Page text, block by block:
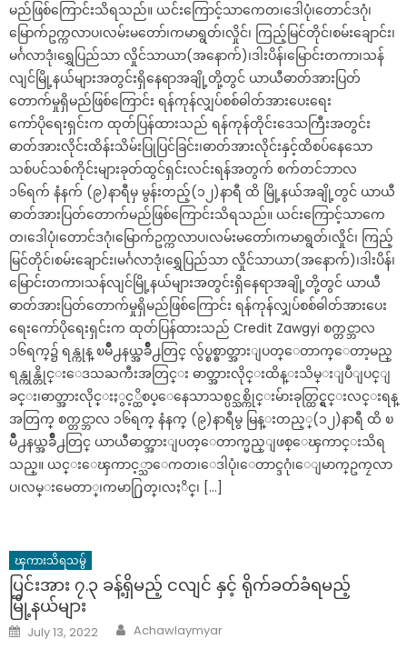
မည်ဖြစ်ကြောင်းသိရသည်။ ယင်းကြောင့်သာကေတ၊ဒေါပုံ၊တောင်ဒဂုံ၊
မြောက်ဥက္ကလာပ၊လမ်းမတော်၊ကမာရွတ်၊လှိုင်၊ ကြည့်မြင်တိုင်၊စမ်းချောင်း၊
မင်္ဂလာဒုံ၊ရွှေပြည်သာ လှိုင်သာယာ(အနောက်)၊ဒါးပိန်၊မြောင်းတကာ၊သန်
လျင်မြို့နယ်များအတွင်းရှိနေရာအချို့တို့တွင် ယာယီဓာတ်အားပြတ်
တောက်မှုရှိမည်ဖြစ်ကြောင်း ရန်ကုန်လျှပ်စစ်ဓါတ်အားပေးရေး
ကော်ပိုရေးရှင်းက ထုတ်ပြန်ထားသည် ရန်ကုန်တိုင်းဒေသကြီးအတွင်း
ဓာတ်အားလိုင်းထိန်းသိမ်းပြုပြင်ခြင်း၊ဓာတ်အားလိုင်းနှင့်ထိစပ်နေသော
သစ်ပင်သစ်ကိုင်းများခုတ်ထွင်ရှင်းလင်းရန်အတွက် စက်တင်ဘာလ
၁၆ရက် နံနက် (၉)နာရီမှ မွန်းတည့်(၁၂)နာရီ ထိ မြို့နယ်အချို့တွင် ယာယီ
ဓာတ်အားပြတ်တောက်မည်ဖြစ်ကြောင်းသိရသည်။ ယင်းကြောင့်သာကေ
တ၊ဒေါပုံ၊တောင်ဒဂုံ၊မြောက်ဥက္ကလာပ၊လမ်းမတော်၊ကမာရွတ်၊လှိုင်၊ ကြည့်
မြင်တိုင်၊စမ်းချောင်း၊မင်္ဂလာဒုံ၊ရွှေပြည်သာ လှိုင်သာယာ(အနောက်)၊ဒါးပိန်၊
မြောင်းတကာ၊သန်လျင်မြို့နယ်များအတွင်းရှိနေရာအချို့တို့တွင် ယာယီ
ဓာတ်အားပြတ်တောက်မှုရှိမည်ဖြစ်ကြောင်း ရန်ကုန်လျှပ်စစ်ဓါတ်အားပေး
ရေးကော်ပိုရေးရှင်းက ထုတ်ပြန်ထားသည် Credit Zawgyi စက္တင္ဘာလ
၁၆ရက္၌ ရန္ကုန္ ၿမိဳ႕နယ္အခ်ိဳ႕တြင္ လွ်ပ္စစ္ဓာတ္အားျပတ္ေတာက္ေတာ့မည္
ရန္ကုန္တိုင္းေဒသႀကီးအတြင္း ဓာတ္အားလိုင္းထိန္းသိမ္းျပဳျပင္ျ
ခင္း၊ဓာတ္အားလိုင္းႏွင့္ထိစပ္ေနေသာသစ္ပင္သစ္ကိုင္းမ်ားခုတ္ထြင္ရွင္းလင္းရန္
အတြက္ စက္တင္ဘာလ ၁၆ရက္ နံနက္ (၉)နာရီမွ မြန္းတည့္(၁၂)နာရီ ထိ ၿ
မိဳ႕နယ္အခ်ိဳ႕တြင္ ယာယီဓာတ္အားျပတ္ေတာက္မည္ျဖစ္ေၾကာင္းသိရ
သည္။ ယင္းေၾကာင့္သာေကတ၊ေဒါပုံ၊ေတာင္ဒဂုံ၊ေျမာက္ဥကၠလာ
ပ၊လမ္းမေတာ္၊ကမာ႐ြတ္၊လႈိင္၊ […]
ၾကားသိရသမွ်
ပြင်းအား ၇.၃ ခန့်ရှိမည့် ငလျင် နှင့် ရိုက်ခတ်ခံရမည့်
မြို့နယ်များ
Posted
on
July 13, 2022 Author
Achawlaymyar